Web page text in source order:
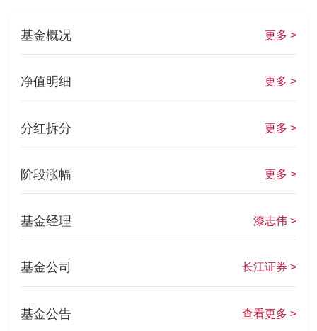
基金概况 更多 >
净值明细 更多 >
分红拆分 更多 >
阶段涨幅 更多 >
基金经理 漆志伟 >
基金公司 长江证券 >
基金公告 查看更多 >